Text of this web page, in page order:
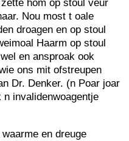
hom op stoul veur
Nou most t oale
droagen en op stoul
Haarm op stoul
en ansproak ook
ons mit ofstreupen
Dr. Denker. (n Poar joar
invalidenwoagentje
en dreuge